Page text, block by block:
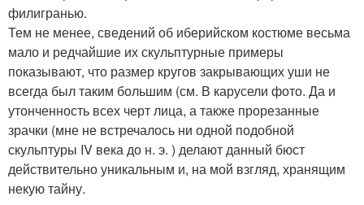
филигранью.
Тем не менее, сведений об иберийском костюме весьма
мало и редчайшие их скульптурные примеры
показывают, что размер кругов закрывающих уши не
всегда был таким большим (см. В карусели фото. Да и
утонченность всех черт лица, а также прорезанные
зрачки (мне не встречалось ни одной подобной
скульптуры IV века до н. э. ) делают данный бюст
действительно уникальным и, на мой взгляд, хранящим
некую тайну.